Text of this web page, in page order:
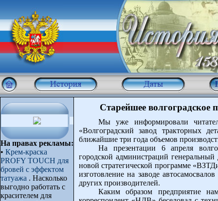
На правах рекламы:
• Крем-краска
PROFY TOUCH для
бровей с эффектом
татуажа . Насколько
выгодно работать с
красителем для
Старейшее волгоградское
Мы уже информировали
«Волгоградский завод тракторных
ближайшие три года объемов
На презентации 6 апреля
городской администраций
новой стратегической программе
изготовление на заводе
других производителей.
Каким образом предприятие